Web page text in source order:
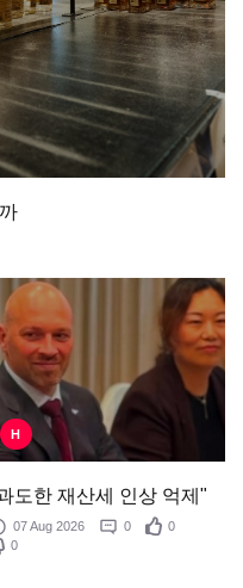
H
도한 재산세 인상 억제"
07 Aug 2026 0
0
0